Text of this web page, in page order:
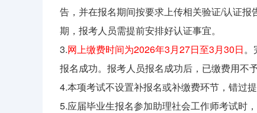
告，并在报名期间按要求上传相关验证/认证
期，报考人员需提前安排好认证事宜。
3.网上缴费时间为2026年3月27日至3月30日。
报名成功。报考人员报名成功后，已缴费用不予
4.本项考试不设置补报名或补缴费环节，错过
5.应届毕业生报名参加助理社会工作师考试时